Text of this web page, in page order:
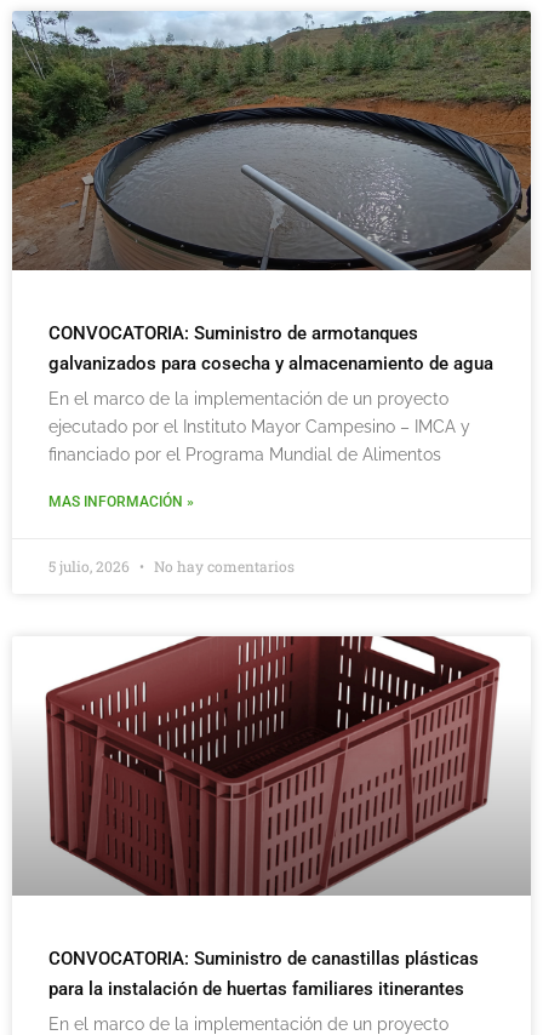
CONVOCATORIA: Suministro de armotanques
galvanizados para cosecha y almacenamiento de agua
En el marco de la implementación de un proyecto
ejecutado por el Instituto Mayor Campesino – IMCA y
financiado por el Programa Mundial de Alimentos
MAS INFORMACIÓN »
5 julio, 2026 No hay comentarios
CONVOCATORIA: Suministro de canastillas plásticas
para la instalación de huertas familiares itinerantes
En el marco de la implementación de un proyecto